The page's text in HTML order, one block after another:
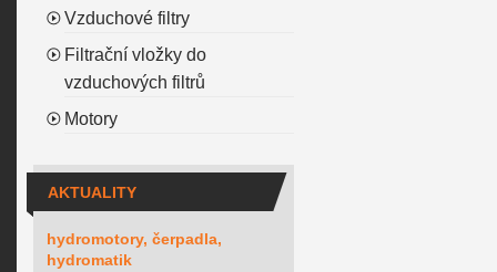
Vzduchové filtry
Filtrační vložky do
vzduchových filtrů
Motory
AKTUALITY
hydromotory, čerpadla,
hydromatik